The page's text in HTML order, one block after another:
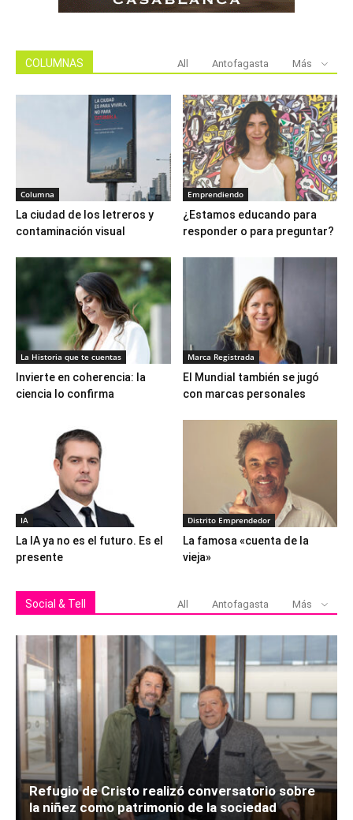
COLUMNAS All Antofagasta Más
Columna
La ciudad de los letreros y
contaminación visual
Emprendiendo
¿Estamos educando para
responder o para preguntar?
La Historia que te cuentas
Invierte en coherencia: la
ciencia lo confirma
Marca Registrada
El Mundial también se jugó
con marcas personales
IA
La IA ya no es el futuro. Es el
presente
Distrito Emprendedor
La famosa «cuenta de la
vieja»
Social & Tell All Antofagasta Más
Refugio de Cristo realizó conversatorio sobre
la niñez como patrimonio de la sociedad